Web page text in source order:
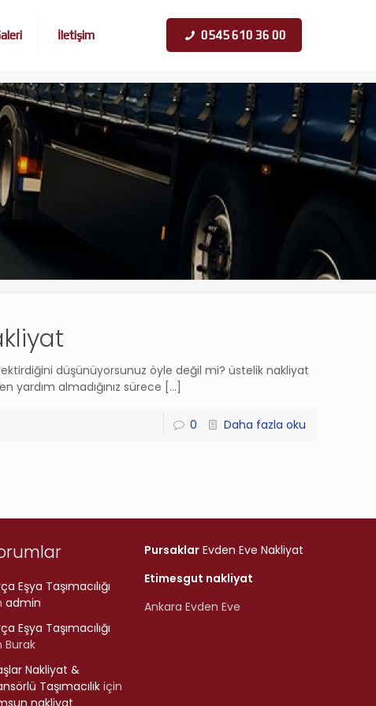
İletişim 0545 610 36 00
düşünüyorsunuz öyle değil mi? üstelik nakliyat
yardım almadığınız sürece […]
0 Daha fazla oku
Eşya Taşımacılığı
admin
Eşya Taşımacılığı
Burak
Nakliyat &
Taşımacılık için
Pursaklar Evden Eve Nakliyat
Etimesgut nakliyat
Ankara Evden Eve